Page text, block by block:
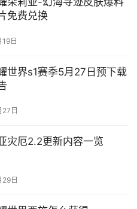
免费兑换
日
世界s1赛季5月27日预下载
日
灾厄2.2更新内容一览
日